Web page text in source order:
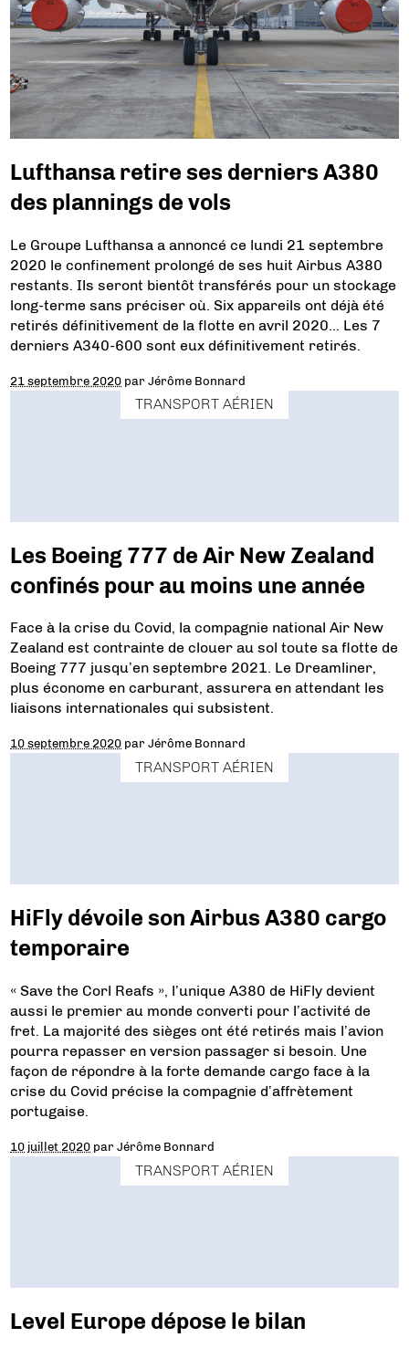
Lufthansa retire ses derniers A380
des plannings de vols
Le Groupe Lufthansa a annoncé ce lundi 21 septembre
2020 le confinement prolongé de ses huit Airbus A380
restants. Ils seront bientôt transférés pour un stockage
long-terme sans préciser où. Six appareils ont déjà été
retirés définitivement de la flotte en avril 2020… Les 7
derniers A340-600 sont eux définitivement retirés.
21 septembre 2020 parJérôme Bonnard
TRANSPORT AÉRIEN
Les Boeing 777 de Air New Zealand
confinés pour au moins une année
Face à la crise du Covid, la compagnie national Air New
Zealand est contrainte de clouer au sol toute sa flotte de
Boeing 777 jusqu’en septembre 2021. Le Dreamliner,
plus économe en carburant, assurera en attendant les
liaisons internationales qui subsistent.
10 septembre 2020 parJérôme Bonnard
TRANSPORT AÉRIEN
HiFly dévoile son Airbus A380 cargo
temporaire
« Save the Corl Reafs », l’unique A380 de HiFly devient
aussi le premier au monde converti pour l’activité de
fret. La majorité des sièges ont été retirés mais l’avion
pourra repasser en version passager si besoin. Une
façon de répondre à la forte demande cargo face à la
crise du Covid précise la compagnie d’affrètement
portugaise.
10 juillet 2020 parJérôme Bonnard
TRANSPORT AÉRIEN
Level Europe dépose le bilan